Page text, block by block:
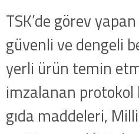
TSK’de görev
güvenli ve dengeli
yerli ürün temin
imzalanan protokol
gıda maddeleri,